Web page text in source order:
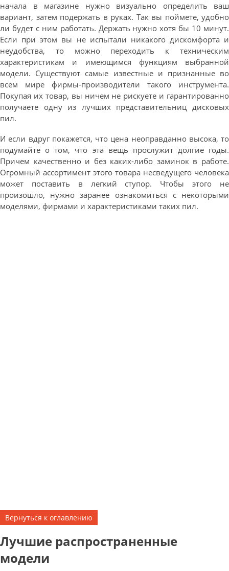
начала в магазине нужно визуально определить ваш
вариант, затем подержать в руках. Так вы поймете, удобно
ли будет с ним работать. Держать нужно хотя бы 10 минут.
Если при этом вы не испытали никакого дискомфорта и
неудобства, то можно переходить к техническим
характеристикам и имеющимся функциям выбранной
модели. Существуют самые известные и признанные во
всем мире фирмы-производители такого инструмента.
Покупая их товар, вы ничем не рискуете и гарантированно
получаете одну из лучших представительниц дисковых
пил.
И если вдруг покажется, что цена неоправданно высока, то
подумайте о том, что эта вещь прослужит долгие годы.
Причем качественно и без каких-либо заминок в работе.
Огромный ассортимент этого товара несведущего человека
может поставить в легкий ступор. Чтобы этого не
произошло, нужно заранее ознакомиться с некоторыми
моделями, фирмами и характеристиками таких пил.
Вернуться к оглавлению
Лучшие распространенные
модели